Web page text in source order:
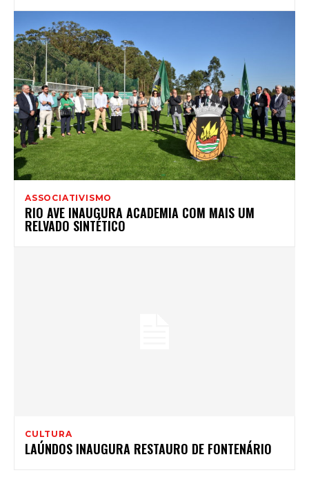
ASSOCIATIVISMO
RIO AVE INAUGURA ACADEMIA COM MAIS UM
RELVADO SINTÉTICO
CULTURA
LAÚNDOS INAUGURA RESTAURO DE FONTENÁRIO